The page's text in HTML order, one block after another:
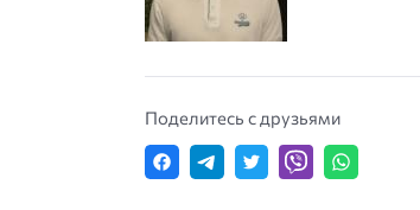
Поделитесь с друзьями